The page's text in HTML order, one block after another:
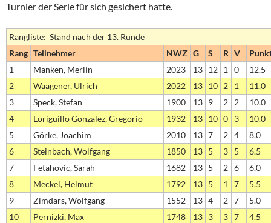
Turnier der Serie für sich gesichert hatte.
Rangliste: Stand nach der 13. Runde
Rang Teilnehmer NWZ G S R V
1
Mänken, Merlin 2023 13 12 1 0
12.5
2
Waagener, Ulrich 2022 13 10 2 1
11.0
3
Speck, Stefan 1900 13 9 2 2
10.0
4
Loriguillo Gonzalez, Gregorio 1932 13 10 0 3
10.0
5
Görke, Joachim 2010 13 7 2 4
8.0
6
Steinbach, Wolfgang 1850 13 5 3 5
6.5
7
Fetahovic, Sarah 1682 13 5 2 6
6.0
8
Meckel, Helmut 1792 13 5 1 7
5.5
9
Zimdars, Wolfgang 1552 13 4 2 7
5.0
10
Pernizki, Max 1748 13 3 3 7
4.5